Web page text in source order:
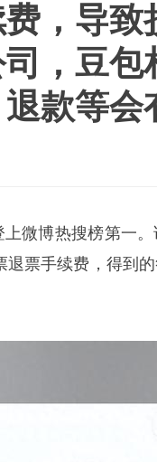
，导致
，豆包
款等会
微博热搜榜第一
票手续费，得到